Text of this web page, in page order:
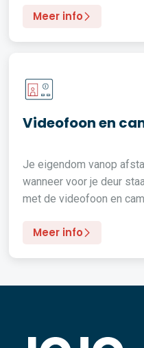
Meer info
Videofoon en
Je eigendom vanop
wanneer voor je deur
met de videofoon en
Meer info